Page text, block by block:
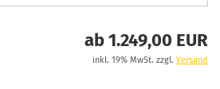
ab 1.249,00 EUR
inkl. 19% MwSt. zzgl. Versand